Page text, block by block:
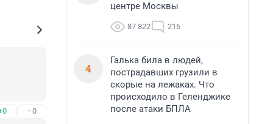
–0
центре Москвы
87 822 216
4
Галька била в людей,
пострадавших грузили в
скорые на лежаках. Что
происходило в Геленджике
после атаки БПЛА